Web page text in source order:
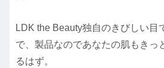
LDK the Beauty独自のきびしい目
で、製品なのであなたの肌もきっ
るはず。